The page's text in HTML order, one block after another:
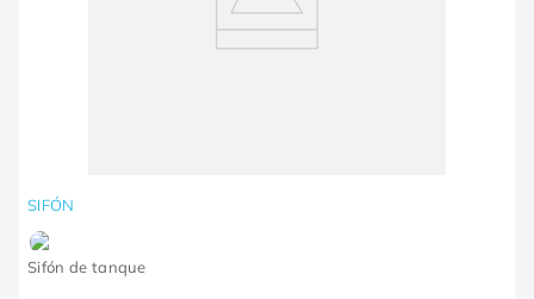
SIFÓN
Sifón de tanque